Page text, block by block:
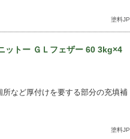
塗料JP
ットー ＧＬフェザー 60 3kg×4
など厚付けを要する部分の充填補
塗料JP